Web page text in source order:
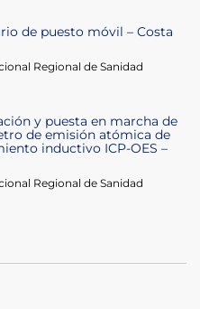
de puesto móvil – Costa
Regional de Sanidad
y puesta en marcha de
de emisión atómica de
inductivo ICP-OES –
Regional de Sanidad